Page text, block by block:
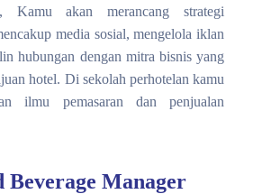
Kamu akan merancang strategi
media sosial, mengelola iklan
hubungan dengan mitra bisnis yang
hotel. Di sekolah perhotelan kamu
ilmu pemasaran dan penjualan
Beverage Manager